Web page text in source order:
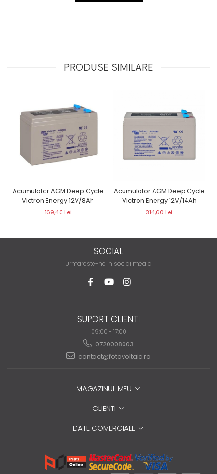
PRODUSE SIMILARE
Acumulator AGM Deep Cycle
Victron Energy 12V/8Ah
169,40 Lei
Acumulator AGM Deep Cycle
Victron Energy 12V/14Ah
314,60 Lei
SOCIAL
Urmareste-ne in social media
SUPORT CLIENTI
09:00 - 17:00
0720008003
contact@fotovoltaic.ro
MAGAZINUL MEU
CLIENTI
DATE COMERCIALE